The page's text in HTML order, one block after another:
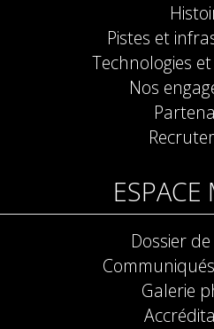
Pistes et
Technologies
Nos
ESPACE
Dossier
Galerie